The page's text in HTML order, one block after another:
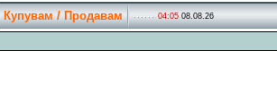
Купувам / Продавам 04:05 08.08.26